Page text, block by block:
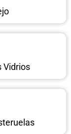
Vidrios